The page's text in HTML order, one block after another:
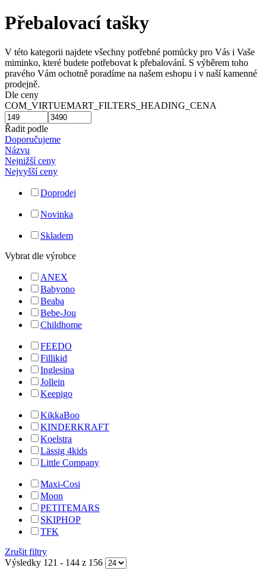
Přebalovací tašky
V této kategorii najdete všechny potřebné pomůcky pro Vás i Vaše
miminko, které budete potřebovat k přebalování. S výběrem toho
pravého Vám ochotně poradíme na našem eshopu i v naší kamenné
prodejně.
Dle ceny
COM_VIRTUEMART_FILTERS_HEADING_CENA
Řadit podle
Doporučujeme
Názvu
Nejnižší ceny
Nejvyšší ceny
Doprodej
Novinka
Skladem
Vybrat dle výrobce
ANEX
Babyono
Beaba
Bebe-Jou
Childhome
FEEDO
Fillikid
Inglesina
Jollein
Keepigo
KikkaBoo
KINDERKRAFT
Koelstra
Lässig 4kids
Little Company
Maxi-Cosi
Moon
PETITEMARS
SKIPHOP
TFK
Zrušit filtry
Výsledky 121 - 144 z 156